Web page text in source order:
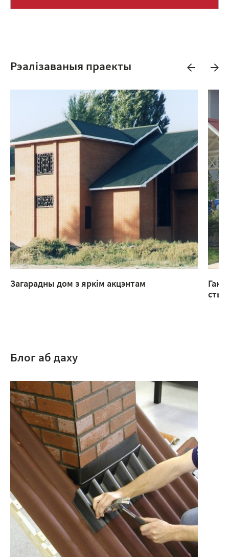
Рэалізаваныя праекты
Загарадны дом з яркім акцэнтам
Блог аб даху